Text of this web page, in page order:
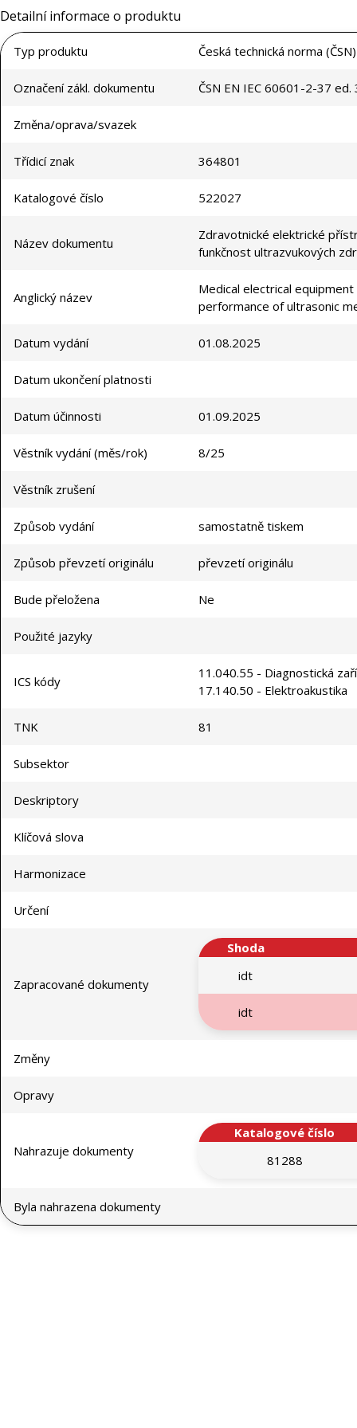
Detailní informace o produktu
Typ produktu Česká technická norma (ČSN)
Označení zákl. dokumentu ČSN EN IEC 60601-2-37 ed.
Změna/oprava/svazek
Třídicí znak 364801
Katalogové číslo 522027
Název dokumentu
Zdravotnické elektrické
funkčnost ultrazvukových
Anglický název
Medical electrical
performance of ultrasonic
Datum vydání 01.08.2025
Datum ukončení platnosti
Datum účinnosti 01.09.2025
Věstník vydání (měs/rok) 8/25
Věstník zrušení
Způsob vydání samostatně tiskem
Způsob převzetí originálu převzetí originálu
Bude přeložena Ne
Použité jazyky
ICS kódy
11.040.55 - Diagnostická
17.140.50 - Elektroakustika
TNK 81
Subsektor
Deskriptory
Klíčová slova
Harmonizace
Určení
Zapracované dokumenty
Shoda
idt
idt
Změny
Opravy
Nahrazuje dokumenty
Katalogové číslo
81288
Byla nahrazena dokumenty